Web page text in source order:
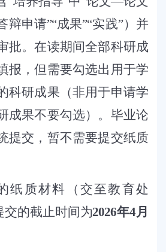
申请”“成果”“实践”）并
批。在读期间全部科研成
报 ，但需要勾选出用于学
科研成果 （非用于申请学
成果不要勾选） 。 毕业论
提交，暂不需要提交纸质
纸质材料（交至教育处
交的截止时间为2026年4月